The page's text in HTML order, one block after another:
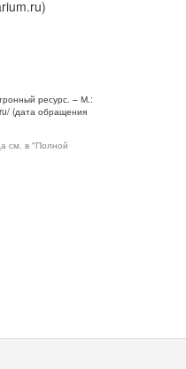
ресурс. – М.:
(дата обращения
см. в "Полной